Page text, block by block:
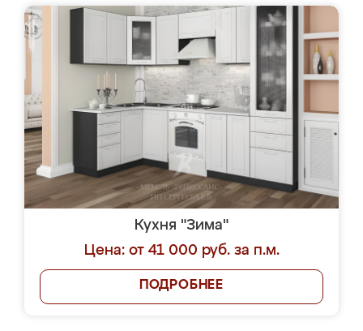
Кухня "Зима"
Цена: от 41 000 руб. за п.м.
ПОДРОБНЕЕ